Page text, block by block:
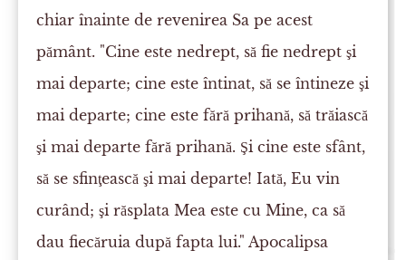
chiar înainte de revenirea Sa pe acest
pământ. "Cine este nedrept, să fie nedrept şi
mai departe; cine este întinat, să se întineze şi
mai departe; cine este fără prihană, să trăiască
şi mai departe fără prihană. Şi cine este sfânt,
să se sfinţească şi mai departe! Iată, Eu vin
curând; şi răsplata Mea este cu Mine, ca să
dau fiecăruia după fapta lui." Apocalipsa